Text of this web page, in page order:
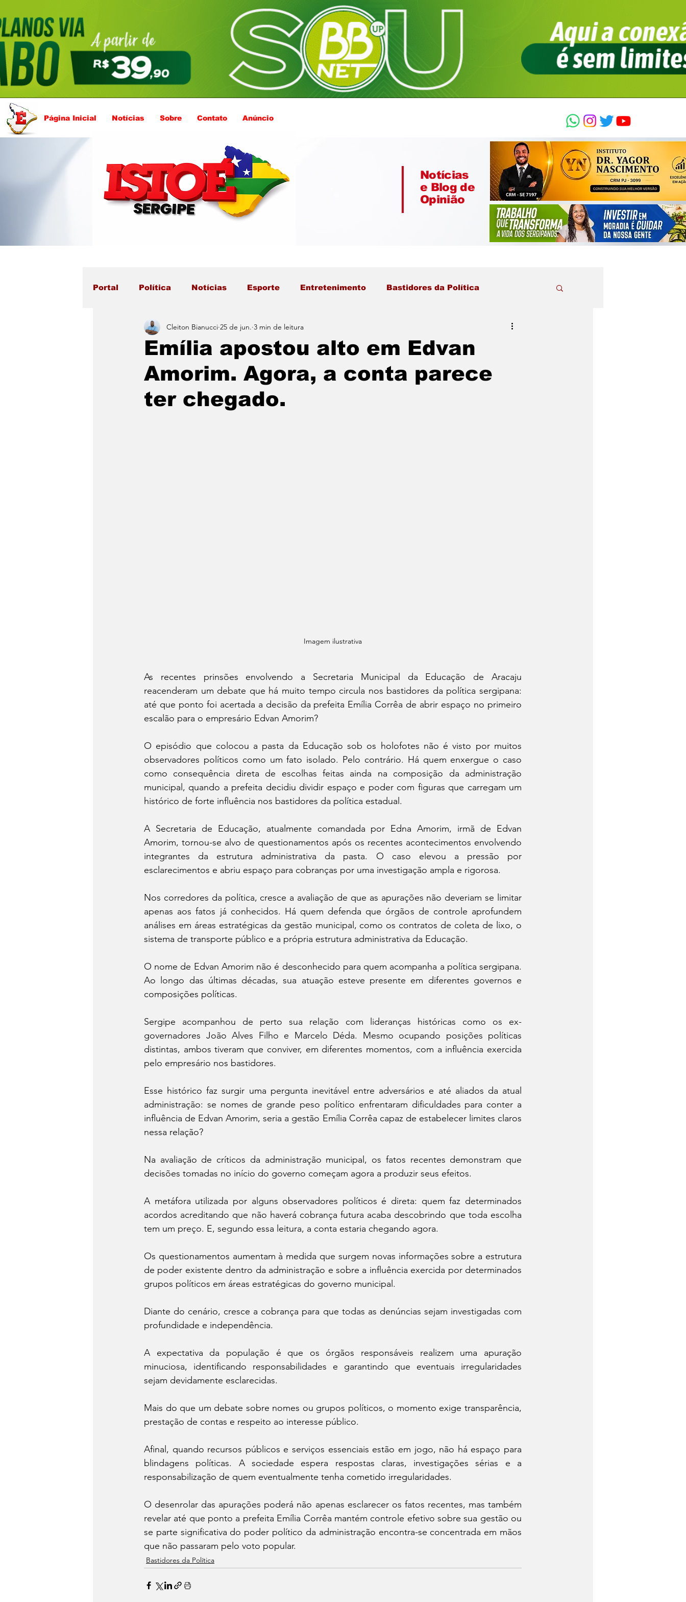
Página Inicial Notícias Sobre Contato Anúncio
Notícias
e Blog de
Opinião
Portal Política Notícias Esporte Entretenimento Bastidores da Política
Emília apostou alto em Edvan
Amorim. Agora, a conta parece
ter chegado.
Cleiton Bianucci 25 de jun. 3 min de leitura
Imagem ilustrativa
As recentes prinsões envolvendo a Secretaria Municipal da Educação de Aracaju
reacenderam um debate que há muito tempo circula nos bastidores da política sergipana:
até que ponto foi acertada a decisão da prefeita Emília Corrêa de abrir espaço no primeiro
escalão para o empresário Edvan Amorim?
O episódio que colocou a pasta da Educação sob os holofotes não é visto por muitos
observadores políticos como um fato isolado. Pelo contrário. Há quem enxergue o caso
como consequência direta de escolhas feitas ainda na composição da administração
municipal, quando a prefeita decidiu dividir espaço e poder com figuras que carregam um
histórico de forte influência nos bastidores da política estadual.
A Secretaria de Educação, atualmente comandada por Edna Amorim, irmã de Edvan
Amorim, tornou-se alvo de questionamentos após os recentes acontecimentos envolvendo
integrantes da estrutura administrativa da pasta. O caso elevou a pressão por
esclarecimentos e abriu espaço para cobranças por uma investigação ampla e rigorosa.
Nos corredores da política, cresce a avaliação de que as apurações não deveriam se limitar
apenas aos fatos já conhecidos. Há quem defenda que órgãos de controle aprofundem
análises em áreas estratégicas da gestão municipal, como os contratos de coleta de lixo, o
sistema de transporte público e a própria estrutura administrativa da Educação.
O nome de Edvan Amorim não é desconhecido para quem acompanha a política sergipana.
Ao longo das últimas décadas, sua atuação esteve presente em diferentes governos e
composições políticas.
Sergipe acompanhou de perto sua relação com lideranças históricas como os ex-
governadores João Alves Filho e Marcelo Déda. Mesmo ocupando posições políticas
distintas, ambos tiveram que conviver, em diferentes momentos, com a influência exercida
pelo empresário nos bastidores.
Esse histórico faz surgir uma pergunta inevitável entre adversários e até aliados da atual
administração: se nomes de grande peso político enfrentaram dificuldades para conter a
influência de Edvan Amorim, seria a gestão Emília Corrêa capaz de estabelecer limites claros
nessa relação?
Na avaliação de críticos da administração municipal, os fatos recentes demonstram que
decisões tomadas no início do governo começam agora a produzir seus efeitos.
A metáfora utilizada por alguns observadores políticos é direta: quem faz determinados
acordos acreditando que não haverá cobrança futura acaba descobrindo que toda escolha
tem um preço. E, segundo essa leitura, a conta estaria chegando agora.
Os questionamentos aumentam à medida que surgem novas informações sobre a estrutura
de poder existente dentro da administração e sobre a influência exercida por determinados
grupos políticos em áreas estratégicas do governo municipal.
Diante do cenário, cresce a cobrança para que todas as denúncias sejam investigadas com
profundidade e independência.
A expectativa da população é que os órgãos responsáveis realizem uma apuração
minuciosa, identificando responsabilidades e garantindo que eventuais irregularidades
sejam devidamente esclarecidas.
Mais do que um debate sobre nomes ou grupos políticos, o momento exige transparência,
prestação de contas e respeito ao interesse público.
Afinal, quando recursos públicos e serviços essenciais estão em jogo, não há espaço para
blindagens políticas. A sociedade espera respostas claras, investigações sérias e a
responsabilização de quem eventualmente tenha cometido irregularidades.
O desenrolar das apurações poderá não apenas esclarecer os fatos recentes, mas também
revelar até que ponto a prefeita Emília Corrêa mantém controle efetivo sobre sua gestão ou
se parte significativa do poder político da administração encontra-se concentrada em mãos
que não passaram pelo voto popular.
Bastidores da Política